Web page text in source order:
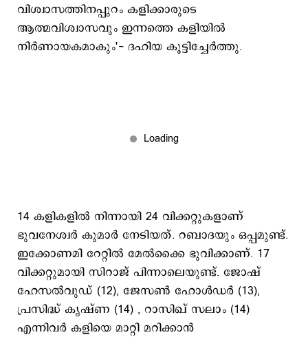
വിശ്വാസത്തിനപ്പുറം കളിക്കാരുടെ
ആത്മവിശ്വാസവും ഇന്നത്തെ കളിയില്‍
നിര്‍ണായകമാകും'- ദഹിയ കൂട്ടിച്ചേര്‍ത്തു.
14 കളികളില്‍ നിന്നായി 24 വിക്കറ്റുകളാണ്
ഭുവനേശ്വര്‍ കുമാര്‍ നേടിയത്. റബാദയും ഒപ്പമുണ്ട്.
ഇക്കോണമി റേറ്റില്‍ മേല്‍ക്കൈ ഭുവിക്കാണ്. 17
വിക്കറ്റുമായി സിറാജ് പിന്നാലെയുണ്ട്. ജോഷ്
ഹേസല്‍വുഡ് (12), ജേസണ്‍ ഹോള്‍ഡര്‍ (13),
പ്രസിദ്ധ് കൃഷ്ണ (14) , റാസിഖ് സലാം (14)
എന്നിവര്‍ കളിയെ മാറ്റി മറിക്കാന്‍